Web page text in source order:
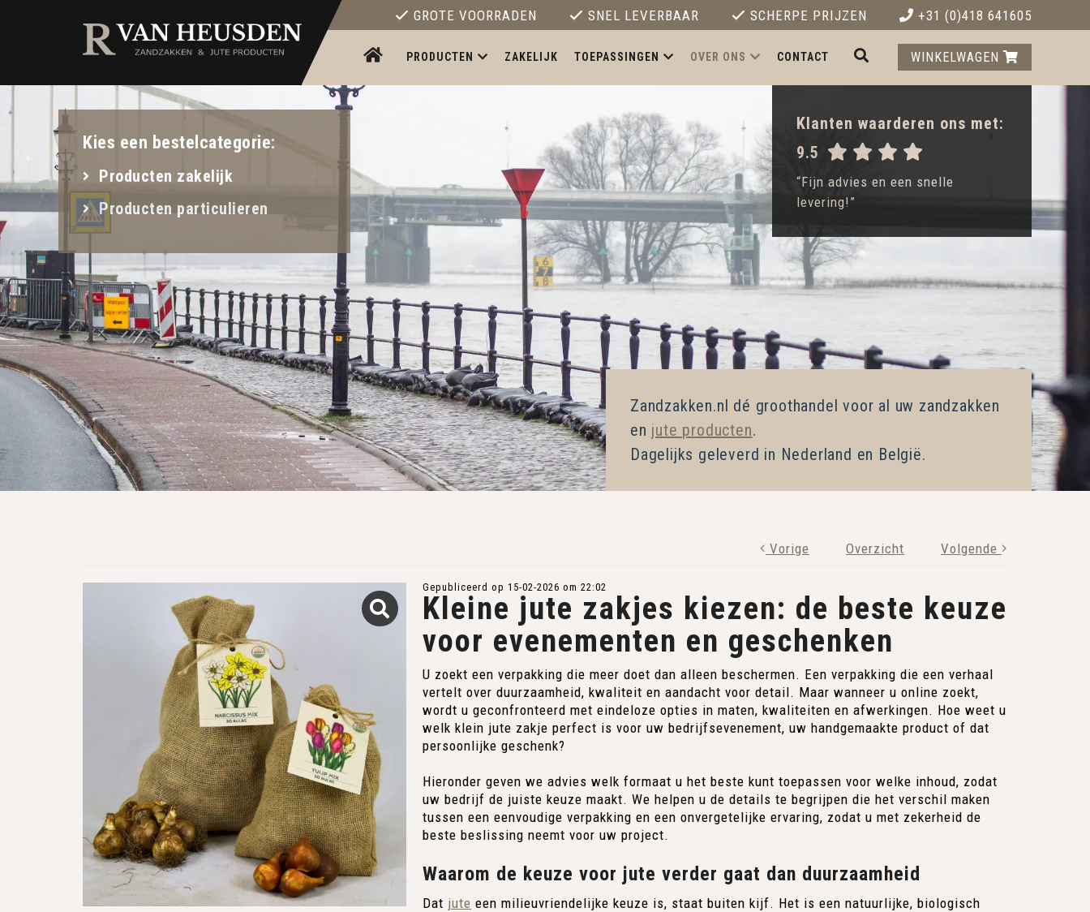
GROTE VOORRADEN SNEL LEVERBAAR SCHERPE PRIJZEN +31 (0)418 641605
WINKELWAGEN
PRODUCTEN ZAKELIJK TOEPASSINGEN OVER ONS CONTACT
Kies een bestelcategorie:
Producten zakelijk
Producten particulieren
Klanten waarderen ons met:
9.5
“Fijn advies en een snelle
levering!”
Zandzakken.nl dé groothandel voor al uw zandzakken
en jute producten.
Dagelijks geleverd in Nederland en België.
Vorige Overzicht Volgende
Gepubliceerd op 15-02-2026 om 22:02
Kleine jute zakjes kiezen: de beste keuze
voor evenementen en geschenken
U zoekt een verpakking die meer doet dan alleen beschermen. Een verpakking die een verhaal
vertelt over duurzaamheid, kwaliteit en aandacht voor detail. Maar wanneer u online zoekt,
wordt u geconfronteerd met eindeloze opties in maten, kwaliteiten en afwerkingen. Hoe weet u
welk klein jute zakje perfect is voor uw bedrijfsevenement, uw handgemaakte product of dat
persoonlijke geschenk?
Hieronder geven we advies welk formaat u het beste kunt toepassen voor welke inhoud, zodat
uw bedrijf de juiste keuze maakt. We helpen u de details te begrijpen die het verschil maken
tussen een eenvoudige verpakking en een onvergetelijke ervaring, zodat u met zekerheid de
beste beslissing neemt voor uw project.
Waarom de keuze voor jute verder gaat dan duurzaamheid
Dat jute een milieuvriendelijke keuze is, staat buiten kijf. Het is een natuurlijke, biologisch